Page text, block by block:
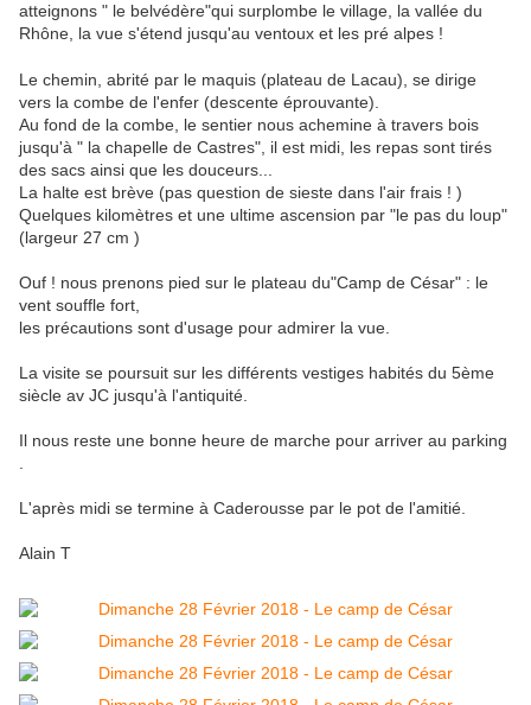
atteignons " le belvédère"qui surplombe le village, la vallée du
Rhône, la vue s'étend jusqu'au ventoux et les pré alpes !
Le chemin, abrité par le maquis (plateau de Lacau), se dirige
vers la combe de l'enfer (descente éprouvante).
Au fond de la combe, le sentier nous achemine à travers bois
jusqu'à " la chapelle de Castres", il est midi, les repas sont tirés
des sacs ainsi que les douceurs...
La halte est brève (pas question de sieste dans l'air frais ! )
Quelques kilomètres et une ultime ascension par "le pas du loup"
(largeur 27 cm )
Ouf ! nous prenons pied sur le plateau du"Camp de César" : le
vent souffle fort,
les précautions sont d'usage pour admirer la vue.
La visite se poursuit sur les différents vestiges habités du 5ème
siècle av JC jusqu'à l'antiquité.
Il nous reste une bonne heure de marche pour arriver au parking
L'après midi se termine à Caderousse par le pot de l'amitié.
Alain T